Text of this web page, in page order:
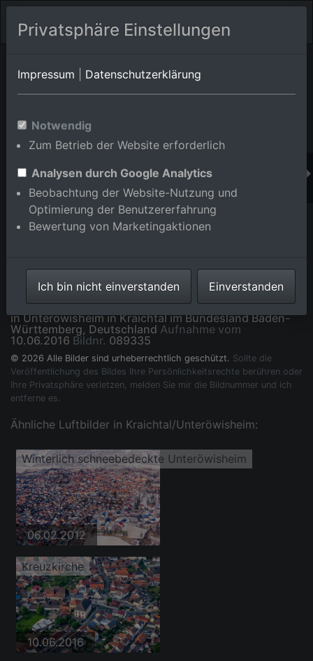
Orts-Album von Kraichtal/Unteröwisheim
Württemberg,Deutschland
Im Shop bestellen
Ortsansicht der Straßen und Häuser der Wohngebiete
in Unteröwisheim in Kraichtal im Bundesland Baden-
Württemberg, Deutschland Aufnahme vom
10.06.2016 Bildnr. 089335
© 2026 Alle Bilder sind urheberrechtlich geschützt. Sollte die
Veröffentlichung des Bildes Ihre Persönlichkeitsrechte berühren oder
Ihre Privatsphäre verletzen, melden Sie mir die Bildnummer und ich
entferne es.
Ähnliche Luftbilder in Kraichtal/Unteröwisheim:
Winterlich schneebedeckte Unteröwisheim
06.02.2012
Kreuzkirche
10.06.2016
Privatsphäre Einstellungen
Impressum Datenschutzerklärung
Notwendig
Zum Betrieb der Website erforderlich
Analysen durch Google Analytics
Beobachtung der Website-Nutzung und
Optimierung der Benutzererfahrung
Bewertung von Marketingaktionen
Ich bin nicht einverstanden Einverstanden